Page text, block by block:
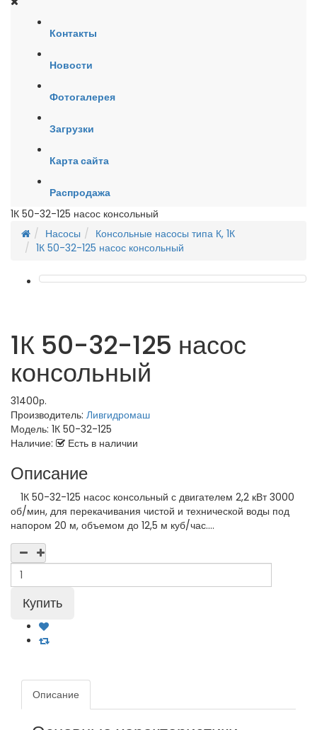
Контакты
Новости
Фотогалерея
Загрузки
Карта сайта
Распродажа
1К 50-32-125 насос консольный
Насосы
Консольные насосы типа К, 1К
1К 50-32-125 насос консольный
1К 50-32-125 насос
консольный
31400р.
Производитель: Ливгидромаш
Модель: 1К 50-32-125
Наличие:
Есть в наличии
Описание
1К 50-32-125 насос консольный с двигателем 2,2 кВт 3000
об/мин, для перекачивания чистой и технической воды под
напором 20 м, объемом до 12,5 м куб/час....
Описание